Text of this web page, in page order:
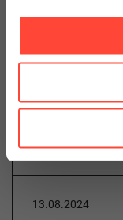
Order bekannt,
physische
13.08.2024